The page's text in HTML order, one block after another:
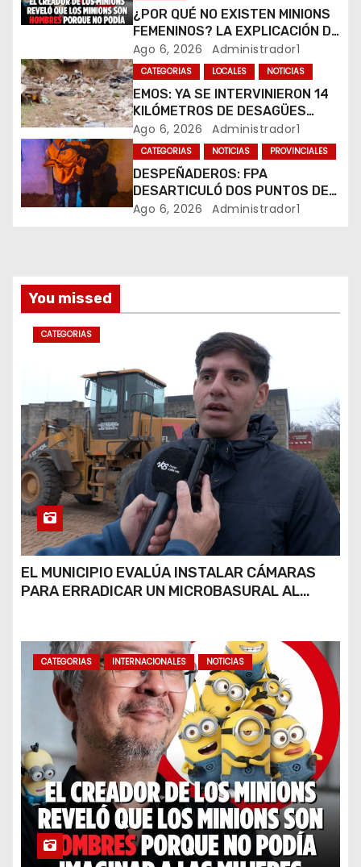
e
n
t
r
a
s
¿POR QUÉ NO EXISTEN MINIONS
FEMENINOS? LA EXPLICACIÓN DE
SU CREADOR QUE VOLVIÓ A
VIRALIZARSE
Ago 6, 2026 Administrador1
CATEGORIAS LOCALES NOTICIAS
EMOS: YA SE INTERVINIERON 14
KILÓMETROS DE DESAGÜES
PLUVIALES
Ago 6, 2026 Administrador1
CATEGORIAS NOTICIAS PROVINCIALES
DESPEÑADEROS: FPA
DESARTICULÓ DOS PUNTOS DE
VENTA DE DROGAS. TRES
Ago 6, 2026 Administrador1
You missed
CATEGORIAS
EL MUNICIPIO EVALÚA INSTALAR CÁMARAS
PARA ERRADICAR UN MICROBASURAL AL
CATEGORIAS INTERNACIONALES NOTICIAS